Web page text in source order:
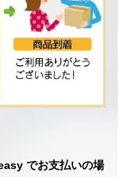
でお支払いの場